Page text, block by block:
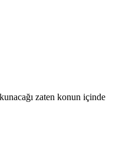
zaten konun içinde